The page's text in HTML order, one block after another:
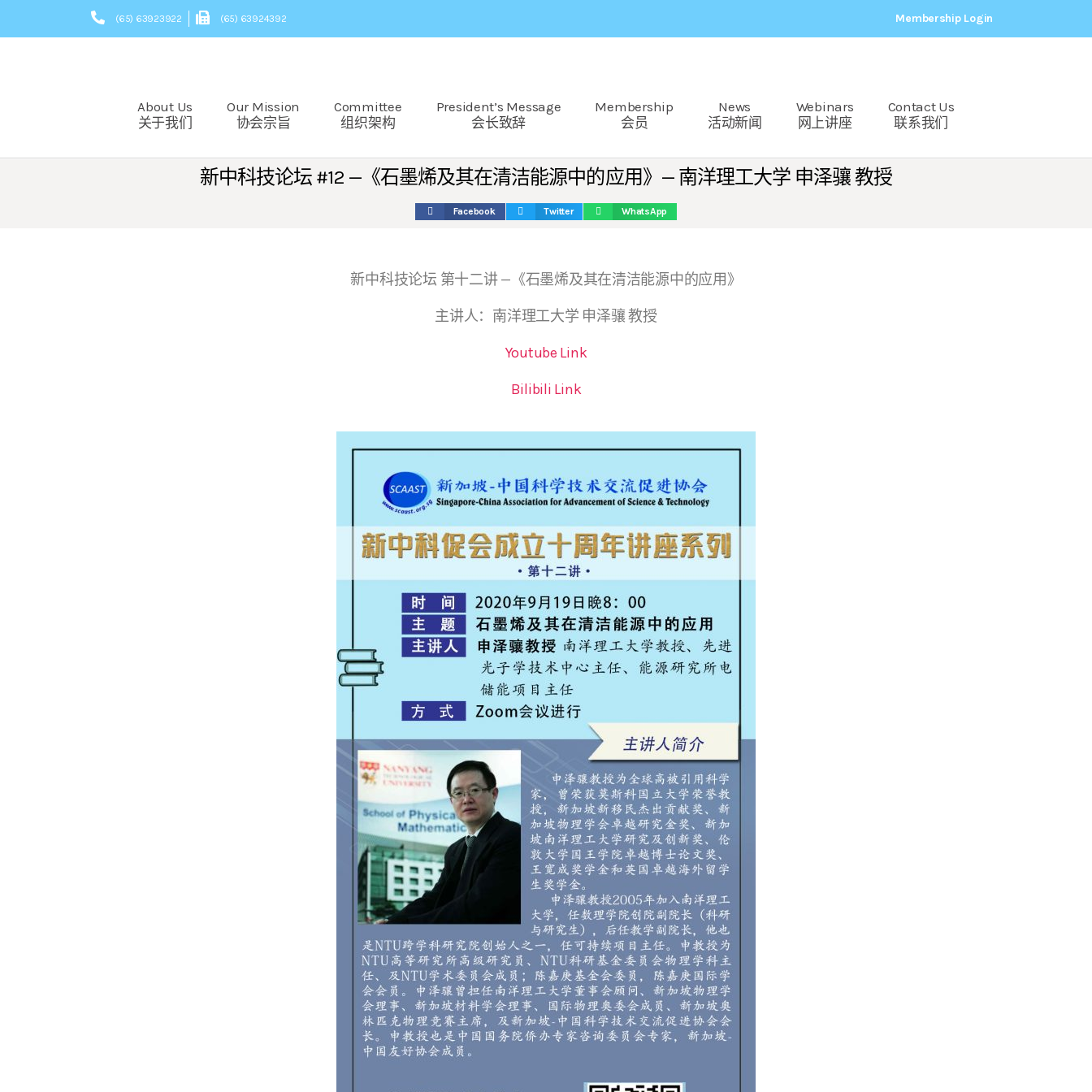
(65) 63923922 (65) 63924392 Membership Login
About Us
关于我们
Our Mission
协会宗旨
Committee
组织架构
President’s Message
会长致辞
Membership
会员
News
活动新闻
Webinars
网上讲座
Contact Us
联系我们
新中科技论坛 #12 —《石墨烯及其在清洁能源中的应用》— 南洋理工大学 申泽骧 教授
Facebook Twitter WhatsApp
新中科技论坛 第十二讲 —《石墨烯及其在清洁能源中的应用》
主讲人：南洋理工大学 申泽骧 教授
Youtube Link
Bilibili Link